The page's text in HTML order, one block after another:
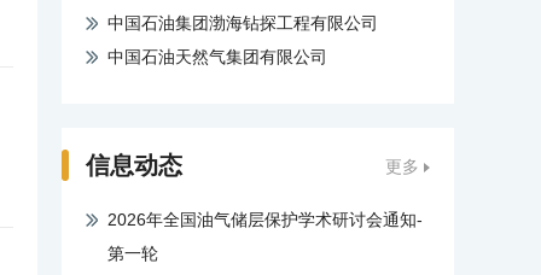
中国石油集团渤海钻探工程有限公司
中国石油天然气集团有限公司
信息动态 更多
2026年全国油气储层保护学术研讨会通知-
第一轮